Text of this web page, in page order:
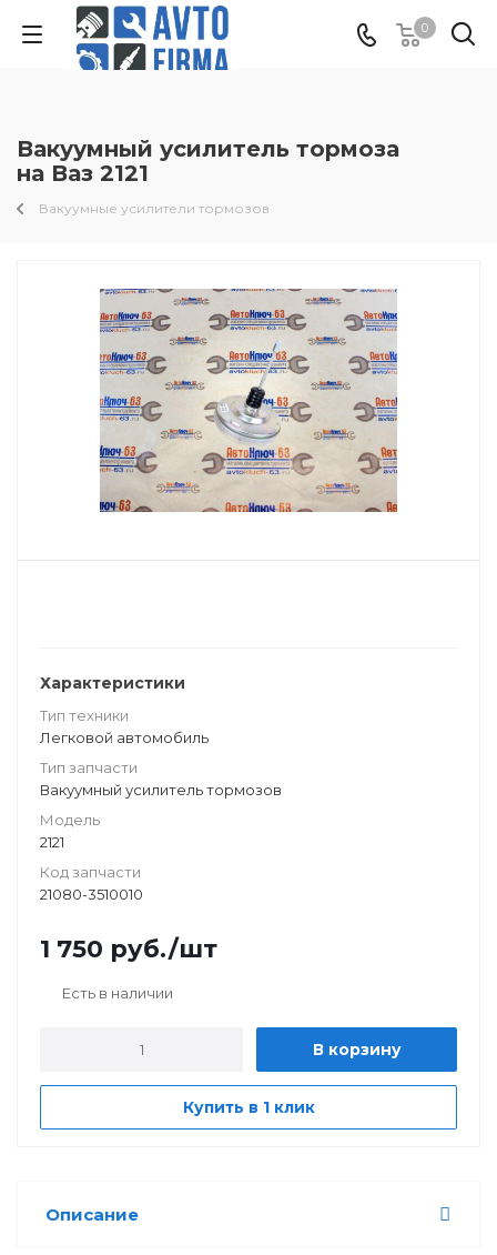
0
Вакуумный усилитель тормоза
на Ваз 2121
Вакуумные усилители тормозов
Характеристики
Тип техники
Легковой автомобиль
Тип запчасти
Вакуумный усилитель тормозов
Модель
2121
Код запчасти
21080-3510010
1 750 руб./шт
Есть в наличии
В корзину
Купить в 1 клик
Описание